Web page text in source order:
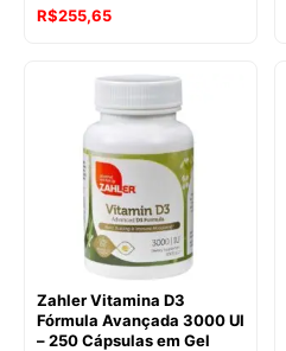
R$255,65
Zahler Vitamina D3
Fórmula Avançada 3000 UI
– 250 Cápsulas em Gel